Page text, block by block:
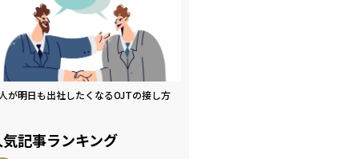
が明日も出社したくなるOJTの接し方
記事ランキング